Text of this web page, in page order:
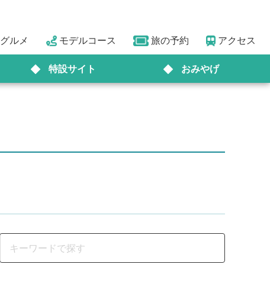
グルメ モデルコース 旅の予約 アクセス
特設サイト おみやげ